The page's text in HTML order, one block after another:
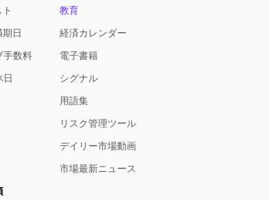
期日
手数料
日
教育
経済カレンダー
電子書籍
シグナル
用語集
リスク管理ツール
デイリー市場動画
市場最新ニュース